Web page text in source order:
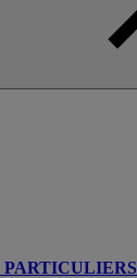
PARTICULIERS